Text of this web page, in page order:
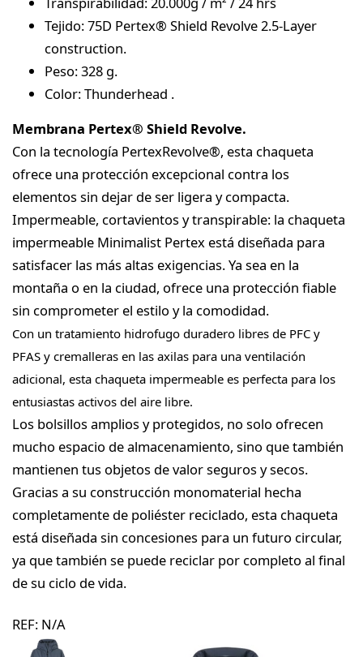
Tejido: 75D Pertex® Shield Revolve 2.5-Layer
construction.
Peso: 328 g.
Color: Thunderhead .
Membrana Pertex® Shield Revolve.
Con la tecnología PertexRevolve®, esta chaqueta
ofrece una protección excepcional contra los
elementos sin dejar de ser ligera y compacta.
Impermeable, cortavientos y transpirable: la chaqueta
impermeable Minimalist Pertex está diseñada para
satisfacer las más altas exigencias. Ya sea en la
montaña o en la ciudad, ofrece una protección fiable
sin comprometer el estilo y la comodidad.
Con un tratamiento hidrofugo duradero libres de PFC y
PFAS y cremalleras en las axilas para una ventilación
adicional, esta chaqueta impermeable es perfecta para los
entusiastas activos del aire libre.
Los bolsillos amplios y protegidos, no solo ofrecen
mucho espacio de almacenamiento, sino que también
mantienen tus objetos de valor seguros y secos.
Gracias a su construcción monomaterial hecha
completamente de poliéster reciclado, esta chaqueta
está diseñada sin concesiones para un futuro circular,
ya que también se puede reciclar por completo al final
de su ciclo de vida.
REF: N/A